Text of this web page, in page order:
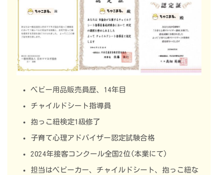
ベビー用品販売員歴、14年目
チャイルドシート指導員
抱っこ紐検定1級修了
子育て心理アドバイザー認定試験合格
2024年接客コンクール全国2位(本業にて)
担当はベビーカー、チャイルドシート、抱っこ紐な